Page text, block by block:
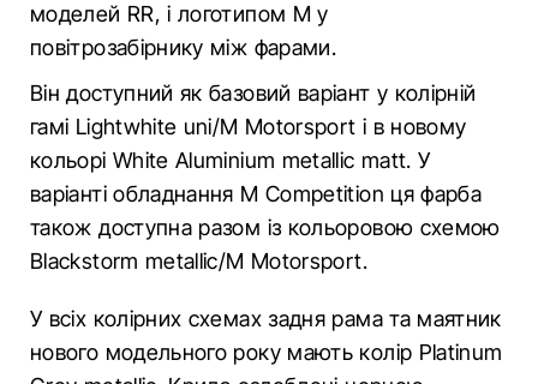
моделей RR, і логотипом M у
повітрозабірнику між фарами.
Він доступний як базовий варіант у колірній
гамі Lightwhite uni/M Motorsport і в новому
кольорі White Aluminium metallic matt. У
варіанті обладнання M Competition ця фарба
також доступна разом із кольоровою схемою
Blackstorm metallic/M Motorsport.
У всіх колірних схемах задня рама та маятник
нового модельного року мають колір Platinum